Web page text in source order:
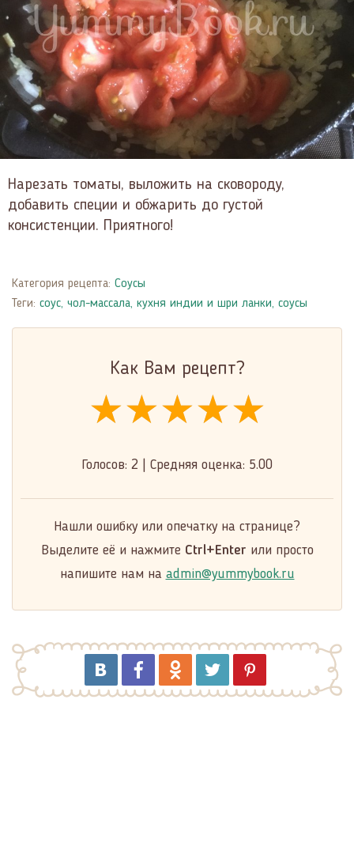
Нарезать томаты, выложить на сковороду,
добавить специи и обжарить до густой
консистенции. Приятного!
Категория рецепта: Соусы
Теги: соус, чол-массала, кухня индии и шри ланки, соусы
Как Вам рецепт?
★★★★★
★★★★★
★★★★★
Голосов: 2 Средняя оценка: 5.00
Нашли ошибку или опечатку на странице?
Выделите её и нажмите Ctrl+Enter или просто
напишите нам на admin@yummybook.ru